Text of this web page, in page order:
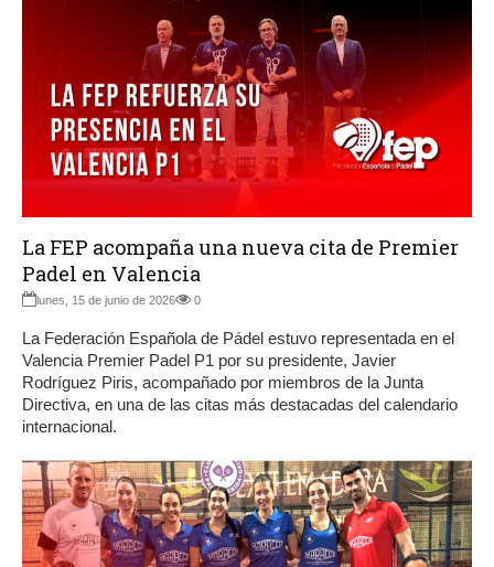
La FEP acompaña una nueva cita de Premier
Padel en Valencia
lunes, 15 de junio de 2026 0
La Federación Española de Pádel estuvo representada en el
Valencia Premier Padel P1 por su presidente, Javier
Rodríguez Piris, acompañado por miembros de la Junta
Directiva, en una de las citas más destacadas del calendario
internacional.